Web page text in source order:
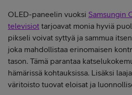
OLED-paneelin vuoksi Samsungin
televisiot tarjoavat monia hyviä
pikseli voivat syttyä ja sammua
joka mahdollistaa erinomaisen
tason. Tämä parantaa
hämärissä kohtauksissa. Lisäksi
väritoisto tuovat eloisat ja